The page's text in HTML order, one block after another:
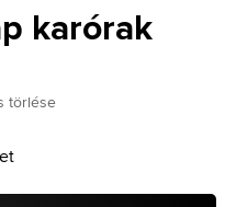
karórak
törlése